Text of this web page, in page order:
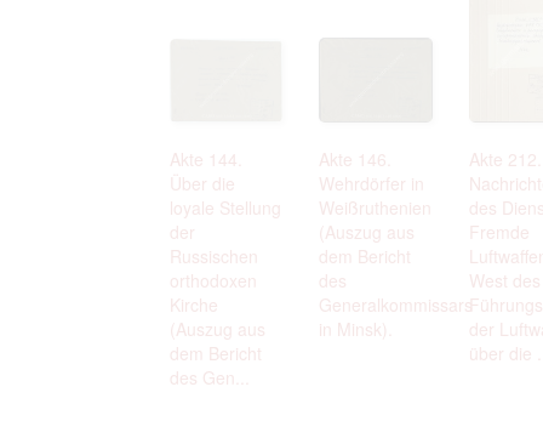
Akte 144.
Über die
loyale Stellung
der
Russischen
orthodoxen
Kirche
(Auszug aus
dem Bericht
des Gen...
Akte 146.
Wehrdörfer in
Weißruthenien
(Auszug aus
dem Bericht
des
Generalkommissars
in Minsk).
Akte 212.
des
Fremde
West des
der
über die